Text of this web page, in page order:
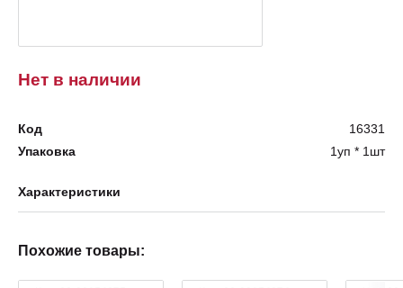
Нет в наличии
Код
16331
Упаковка
1уп * 1шт
Характеристики
Похожие товары: